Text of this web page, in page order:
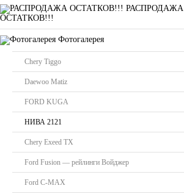
РАСПРОДАЖА
ОСТАТКОВ!!!
Фотогалерея
Chery Tiggo
Daewoo Matiz
FORD KUGA
НИВА 2121
Chery Exeed TX
Ford Fusion — рейлинги Войджер
Ford C-MAX